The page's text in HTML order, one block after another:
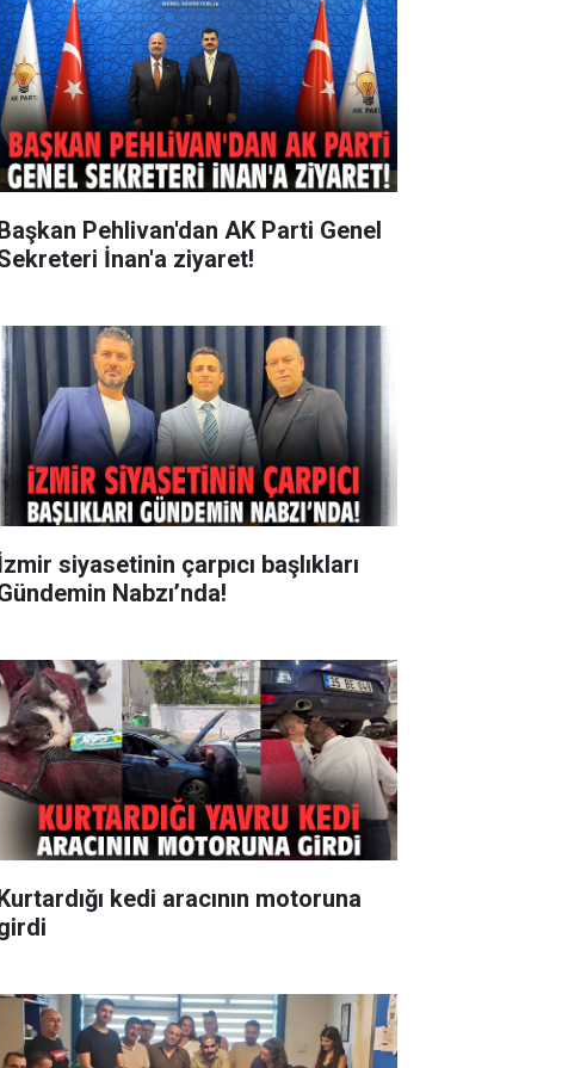
Pehlivan'dan AK Parti Genel
İnan'a ziyaret!
siyasetinin çarpıcı başlıkları
Nabzı’nda!
kedi aracının motoruna